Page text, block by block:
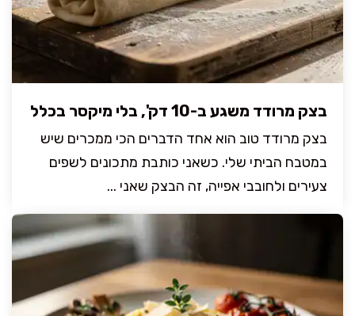
בצק מרודד משגע ב-10 דק', בלי מיקסר בכלל
בצק מרודד טוב הוא אחד הדברים הכי ממכרים שיש
במטבח הביתי שלי. כשאני כותבת מתכונים לשפים
צעירים ולחובבי אפייה, זה הבצק שאני ...